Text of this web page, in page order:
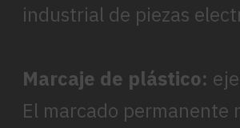
industrial de piezas
Marcaje de plástico:
El marcado